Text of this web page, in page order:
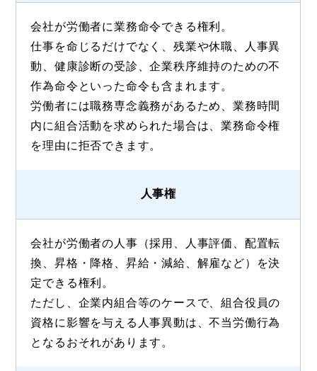
会社が労働者に業務命令できる権利。
仕事を命じるだけでなく、残業や休職、人事異
動、健康診断の受診、企業秩序維持のための不
作為命令といった命令も含まれます。
労働者には職務専念義務があるため、業務時間
内に組合活動を求められた場合は、業務命令権
を理由に拒否できます。
人事権
会社が労働者の人事（採用、人事評価、配置転
換、昇格・降格、昇給・減給、解雇など）を決
定できる権利。
ただし、企業内組合等のケースで、組合役員の
資格に影響を与える人事異動は、不当労働行為
となるおそれがあります。